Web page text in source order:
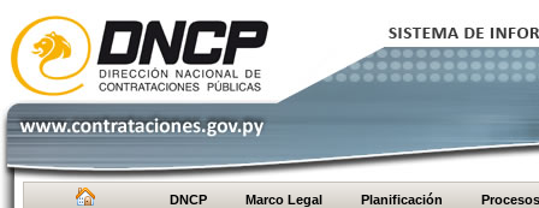
DNCP Marco Legal Planificación Procesos